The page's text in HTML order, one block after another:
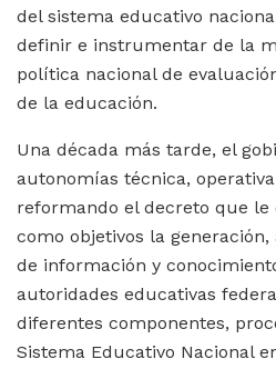
del sistema educativo
definir e instrumentar de la
política nacional de
de la educación.
Una década más tarde, el
autonomías técnica,
reformando el decreto que le
como objetivos la
de información y
autoridades educativas
diferentes componentes,
Sistema Educativo Nacional